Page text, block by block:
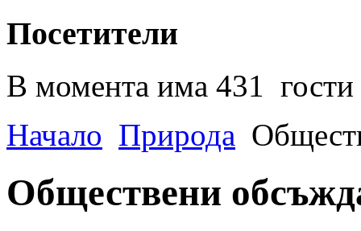
Посетители
В момента има 431 гости
Начало Природа
Обществени